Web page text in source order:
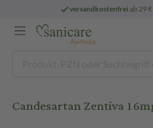
versandkostenfreiab 29
Candesartan Zentiva